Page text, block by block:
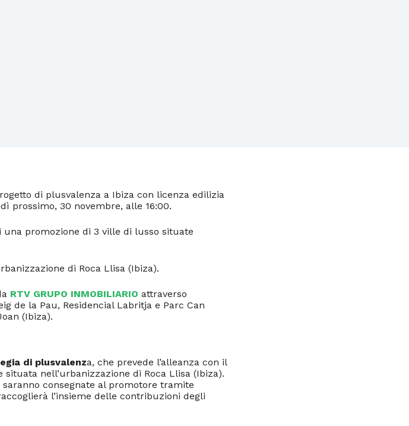
di plusvalenza a Ibiza con licenza edilizia
prossimo, 30 novembre, alle 16:00.
una promozione di 3 ville di lusso situate
di Roca Llisa (Ibiza).
RTV GRUPO INMOBILIARIO attraverso
de la Pau, Residencial Labritja e Parc Can
(Ibiza).
di plusvalenza, che prevede l’alleanza con il
nell’urbanizzazione di Roca Llisa (Ibiza).
consegnate al promotore tramite
l’insieme delle contribuzioni degli